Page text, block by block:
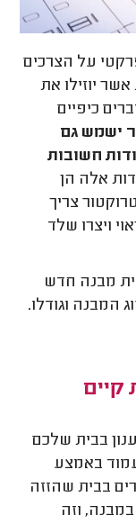
על הצרכים
יוזילו את
כיפיים
ישמש גם
חשובות
אלה הן
צריך
ויצרו שלד
מבנה חדש
המבנה וגודלו.
קיים
בבית שלכם
באמצע
בבית שהזזה
וזה